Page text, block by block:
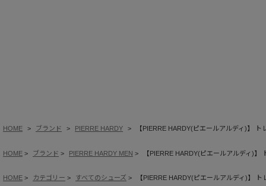
HOME ブランド PIERRE HARDY 【PIERRE HARDY(ピエールアルディ)】
HOME ブランド PIERRE HARDY MEN 【PIERRE HARDY(ピエールアルディ)】
HOME カテゴリー すべてのシューズ 【PIERRE HARDY(ピエールアルディ)】